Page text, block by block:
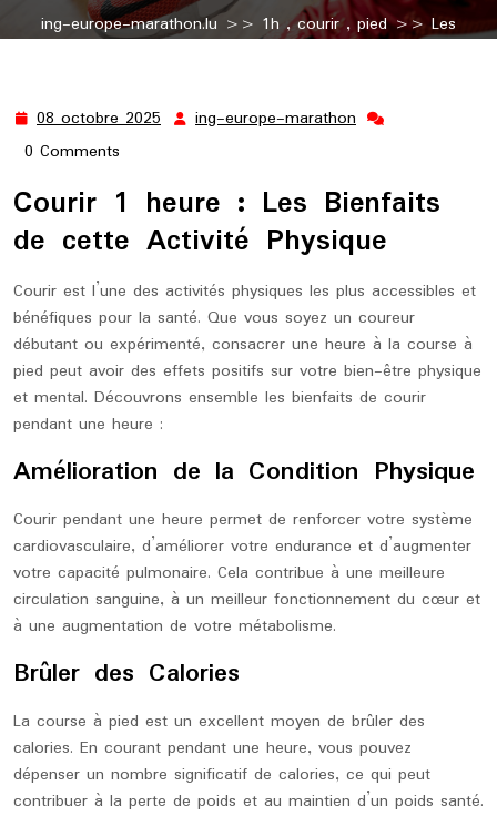
ing-europe-marathon.lu >> 1h ,courir,pied>> Les
08 octobre 2025 08 ing-europe-marathon ing-
0 Comments
Courir 1 heure : Les Bienfaits
de cette Activité Physique
Courir est l’une des activités physiques les plus accessibles et
bénéfiques pour la santé. Que vous soyez un coureur
débutant ou expérimenté, consacrer une heure à la course à
pied peut avoir des effets positifs sur votre bien-être physique
et mental. Découvrons ensemble les bienfaits de courir
pendant une heure :
Amélioration de la Condition Physique
Courir pendant une heure permet de renforcer votre système
cardiovasculaire, d’améliorer votre endurance et d’augmenter
votre capacité pulmonaire. Cela contribue à une meilleure
circulation sanguine, à un meilleur fonctionnement du cœur et
à une augmentation de votre métabolisme.
Brûler des Calories
La course à pied est un excellent moyen de brûler des
calories. En courant pendant une heure, vous pouvez
dépenser un nombre significatif de calories, ce qui peut
contribuer à la perte de poids et au maintien d’un poids santé.